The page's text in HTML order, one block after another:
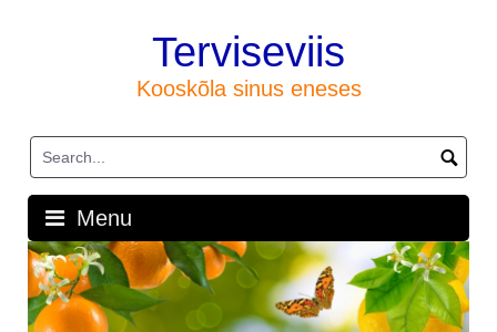
Terviseviis
Kooskõla sinus eneses
Menu